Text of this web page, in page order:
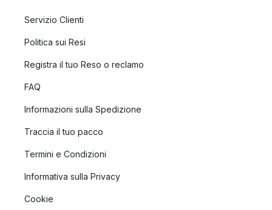
Servizio Clienti
Politica sui Resi
Registra il tuo Reso o reclamo
FAQ
Informazioni sulla Spedizione
Traccia il tuo pacco
Termini e Condizioni
Informativa sulla Privacy
Cookie